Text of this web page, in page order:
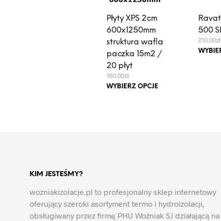
Płyty XPS 2cm
600x1250mm
struktura wafla
paczka 15m2 /
20 płyt
180.00zł
WYBIERZ OPCJETen
stronie
produktu
500
210.00zł
KIM JESTEŚMY?
wozniakizolacje.pl to profesjonalny sklep internetowy
oferujący szeroki asortyment termo i hydroizolacji,
obsługiwany przez firmę PHU Woźniak SJ działającą na